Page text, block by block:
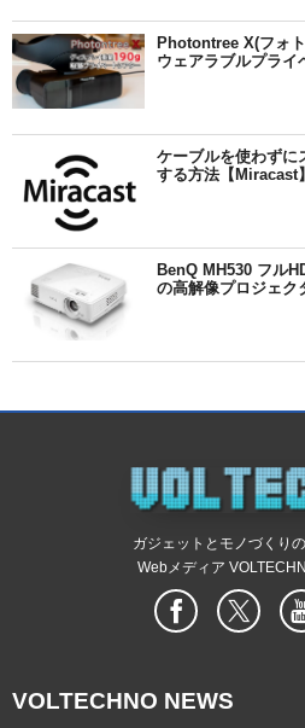
Photontree X(フォ
ウェアラブルプライ
ケーブルを使わずに
する方法【Miracast】
BenQ MH530 フル
の高解像プロジェク
ガジェットとモノづくり
Webメディア
VOLTECHNO NEWS